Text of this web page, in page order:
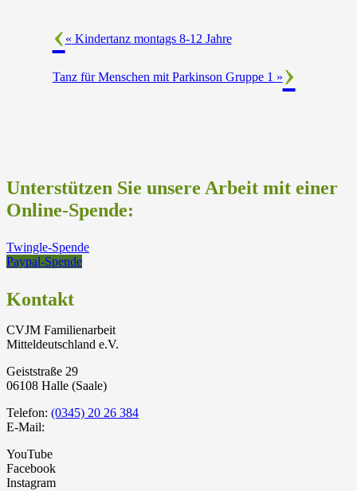
« Kindertanz montags 8-12 Jahre
Tanz für Menschen mit Parkinson Gruppe 1 »
Unterstützen Sie unsere Arbeit mit einer
Online-Spende:
Twingle-Spende
Paypal-Spende
Kontakt
CVJM Familienarbeit
Mitteldeutschland e.V.
Geiststraße 29
06108 Halle (Saale)
Telefon: (0345) 20 26 384
E-Mail:
YouTube
Facebook
Instagram